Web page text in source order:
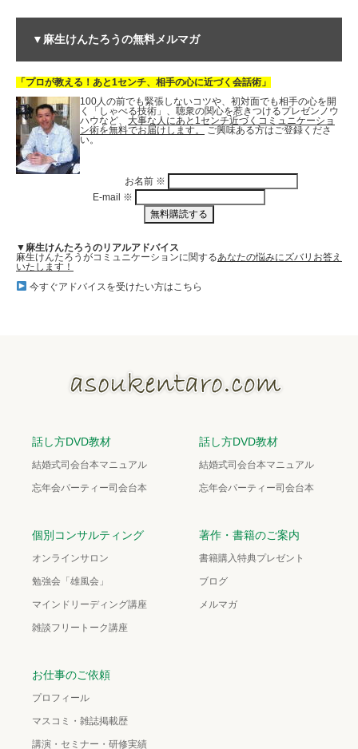
▼麻生けんたろうの無料メルマガ
「プロが教える！あと1センチ、相手の心に近づく会話術」
100人の前でも緊張しないコツや、初対面でも相手の心を開
く「しゃべる技術」、聴衆の関心を惹きつけるプレゼンノウ
ハウなど、 大事な人にあと1センチ近づくコミュニケーショ
ン術を無料でお届けします。
ご興味ある方はご登録くださ
い。
お名前 ※
E-mail ※
▼麻生けんたろうのリアルアドバイス
麻生けんたろうがコミュニケーションに関するあなたの悩みにズバリお答え
いたします！
今すぐアドバイスを受けたい方はこちら
話し方DVD教材
結婚式司会台本マニュアル
忘年会パーティー司会台本
話し方DVD教材
結婚式司会台本マニュアル
忘年会パーティー司会台本
個別コンサルティング
オンラインサロン
勉強会「雄風会」
マインドリーディング講座
雑談フリートーク講座
著作・書籍のご案内
書籍購入特典プレゼント
ブログ
メルマガ
お仕事のご依頼
プロフィール
マスコミ・雑誌掲載歴
講演・セミナー・研修実績